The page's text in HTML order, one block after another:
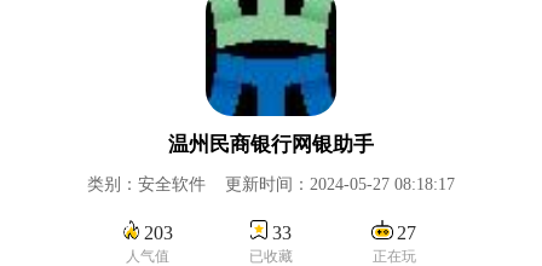
温州民商银行网银助手
类别：安全软件 更新时间：2024-05-27 08:18:17
203
人气值
33
已收藏
27
正在玩